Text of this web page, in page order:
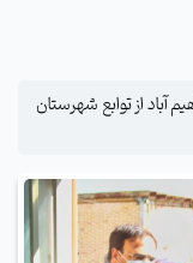
آباد از توابع شهرستان